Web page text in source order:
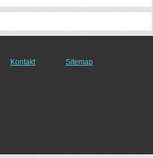
Kontakt
Sitemap